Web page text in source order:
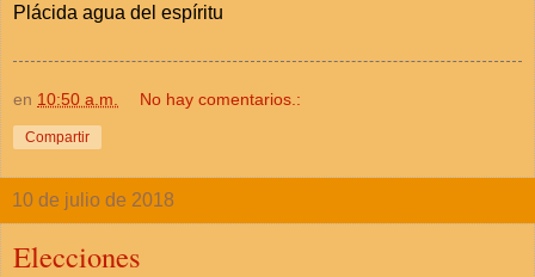
Plácida agua del espíritu
en 10:50 a.m. No hay comentarios.:
Compartir
10 de julio de 2018
Elecciones